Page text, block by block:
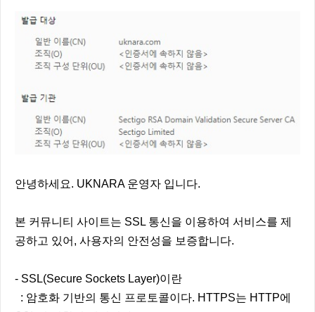
안녕하세요. UKNARA 운영자 입니다.
본 커뮤니티 사이트는 SSL 통신을 이용하여 서비스를 제
공하고 있어, 사용자의 안전성을 보증합니다.
- SSL(Secure Sockets Layer)이란
: 암호화 기반의 통신 프로토콜이다. HTTPS는 HTTP에